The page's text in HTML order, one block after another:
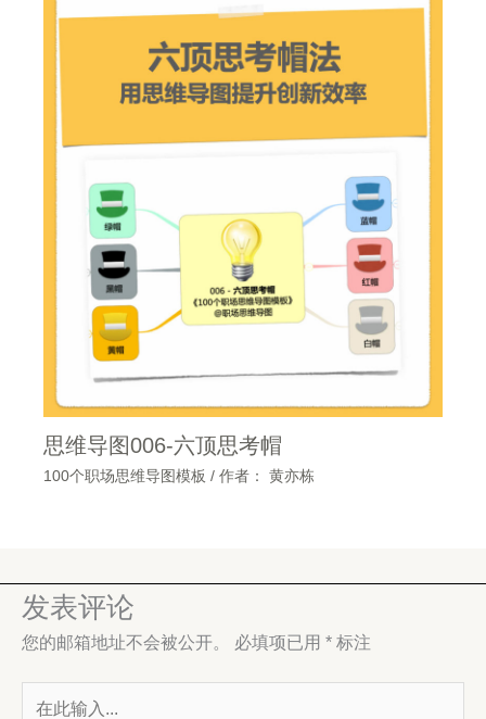
思维导图006-六顶思考帽
100个职场思维导图模板 / 作者： 黄亦栋
发表评论
您的邮箱地址不会被公开。 必填项已用 * 标注